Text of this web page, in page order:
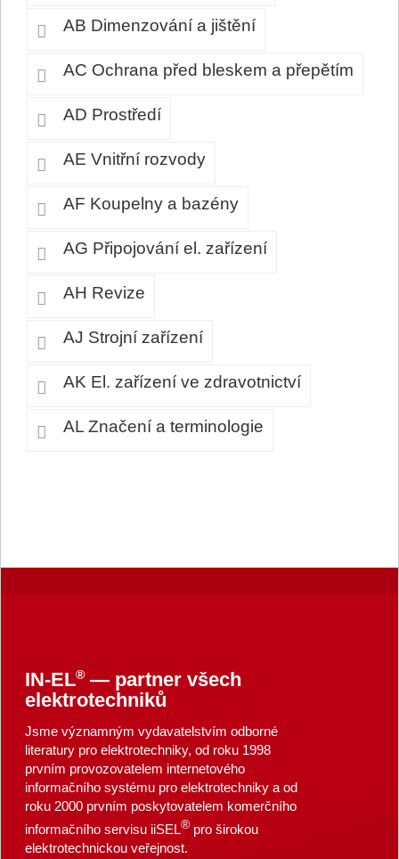
AB Dimenzování a jištění
AC Ochrana před bleskem a přepětím
AD Prostředí
AE Vnitřní rozvody
AF Koupelny a bazény
AG Připojování el. zařízení
AH Revize
AJ Strojní zařízení
AK El. zařízení ve zdravotnictví
AL Značení a terminologie
IN-EL®— partner všech
elektrotechniků
Jsme významným vydavatelstvím odborné
literatury pro elektrotechniky, od roku 1998
prvním provozovatelem internetového
informačního systému pro elektrotechniky a od
roku 2000 prvním poskytovatelem komerčního
informačního servisu iiSEL®pro širokou
elektrotechnickou veřejnost.